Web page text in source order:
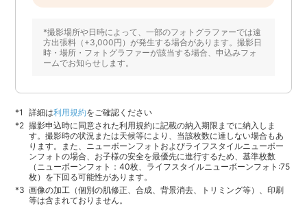
*撮影場所や日時によって、一部のフォトグラファーでは遠
方出張料（+3,000円）が発生する場合があります。撮影日
時・場所・フォトグラファーが該当する場合、申込みフォ
ームでお知らせします。
詳細は利用規約をご確認ください
撮影申込時に同意された利用規約に記載の納入期限までに納入しま
す。撮影時の状況または天候等により、当該枚数に達しない場合もあ
ります。また、ニューボーンフォトおよびライフスタイルニューボー
ンフォトの場合、お子様の安全を最優先に進行するため、基準枚数
（ニューボーンフォト：40枚、ライフスタイルニューボーンフォト:75
枚）を下回る可能性があります。
画像の加工（個別の肌修正、合成、背景消去、トリミング等）、印刷
等は含まれておりません。